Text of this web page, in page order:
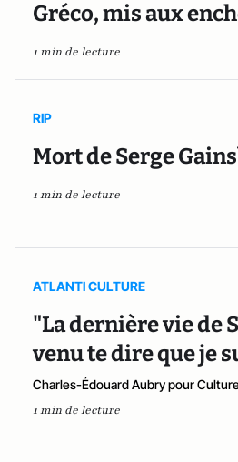
Gréco, mis aux
1 min de lecture
RIP
Mort de Serge
1 min de lecture
ATLANTI CULTURE
"La dernière vie de
venu te dire que je
Charles-Édouard Aubry pour
1 min de lecture